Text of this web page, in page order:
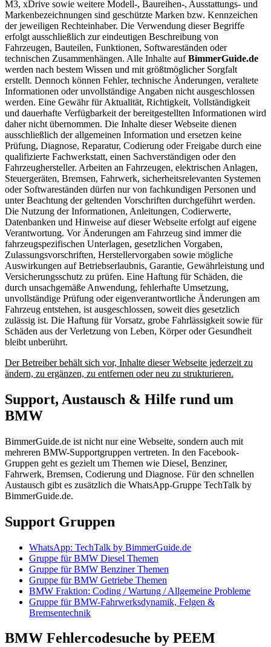
M3, xDrive sowie weitere Modell-, Baureihen-, Ausstattungs- und
Markenbezeichnungen sind geschützte Marken bzw. Kennzeichen
der jeweiligen Rechteinhaber. Die Verwendung dieser Begriffe
erfolgt ausschließlich zur eindeutigen Beschreibung von
Fahrzeugen, Bauteilen, Funktionen, Softwareständen oder
technischen Zusammenhängen. Alle Inhalte aufBimmerGuide.de
werden nach bestem Wissen und mit größtmöglicher Sorgfalt
erstellt. Dennoch können Fehler, technische Änderungen, veraltete
Informationen oder unvollständige Angaben nicht ausgeschlossen
werden. Eine Gewähr für Aktualität, Richtigkeit, Vollständigkeit
und dauerhafte Verfügbarkeit der bereitgestellten Informationen wird
daher nicht übernommen. Die Inhalte dieser Webseite dienen
ausschließlich der allgemeinen Information und ersetzen keine
Prüfung, Diagnose, Reparatur, Codierung oder Freigabe durch eine
qualifizierte Fachwerkstatt, einen Sachverständigen oder den
Fahrzeughersteller. Arbeiten an Fahrzeugen, elektrischen Anlagen,
Steuergeräten, Bremsen, Fahrwerk, sicherheitsrelevanten Systemen
oder Softwareständen dürfen nur von fachkundigen Personen und
unter Beachtung der geltenden Vorschriften durchgeführt werden.
Die Nutzung der Informationen, Anleitungen, Codierwerte,
Datenbanken und Hinweise auf dieser Webseite erfolgt auf eigene
Verantwortung. Vor Änderungen am Fahrzeug sind immer die
fahrzeugspezifischen Unterlagen, gesetzlichen Vorgaben,
Zulassungsvorschriften, Herstellervorgaben sowie mögliche
Auswirkungen auf Betriebserlaubnis, Garantie, Gewährleistung und
Versicherungsschutz zu prüfen. Eine Haftung für Schäden, die
durch unsachgemäße Anwendung, fehlerhafte Umsetzung,
unvollständige Prüfung oder eigenverantwortliche Änderungen am
Fahrzeug entstehen, ist ausgeschlossen, soweit dies gesetzlich
zulässig ist. Die Haftung für Vorsatz, grobe Fahrlässigkeit sowie für
Schäden aus der Verletzung von Leben, Körper oder Gesundheit
bleibt unberührt.
Der Betreiber behält sich vor, Inhalte dieser Webseite jederzeit zu
ändern, zu ergänzen, zu entfernen oder neu zu strukturieren.
Support, Austausch & Hilfe rund um
BMW
BimmerGuide.de ist nicht nur eine Webseite, sondern auch mit
mehreren BMW-Supportgruppen vertreten. In den Facebook-
Gruppen geht es gezielt um Themen wie Diesel, Benziner,
Fahrwerk, Bremsen, Codierung und Diagnose. Für den schnellen
Austausch gibt es zusätzlich die WhatsApp-Gruppe TechTalk by
BimmerGuide.de.
Support Gruppen
WhatsApp: TechTalk by BimmerGuide.de
Gruppe für BMW Diesel Themen
Gruppe für BMW Benziner Themen
Gruppe für BMW Getriebe Themen
BMW Fraktion: Coding / Wartung / Allgemeine Probleme
Gruppe für BMW-Fahrwerksdynamik, Felgen &
Bremsentechnik
BMW Fehlercodesuche by PEEM